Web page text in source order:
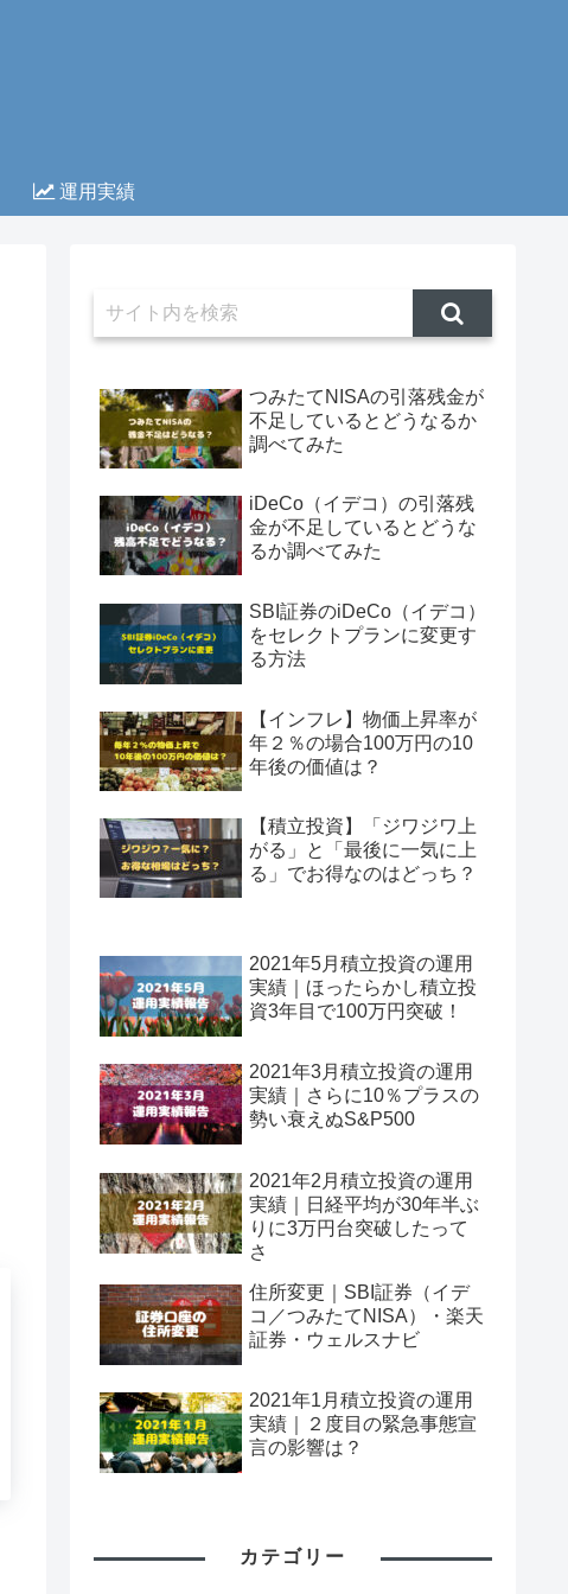
運用実績
つみたてNISAの引落残金が
不足しているとどうなるか
調べてみた
iDeCo（イデコ）の引落残
金が不足しているとどうな
るか調べてみた
SBI証券のiDeCo（イデコ）
をセレクトプランに変更す
る方法
【インフレ】物価上昇率が
年２％の場合100万円の10
年後の価値は？
【積立投資】「ジワジワ上
がる」と「最後に一気に上
る」でお得なのはどっち？
2021年5月積立投資の運用
実績｜ほったらかし積立投
資3年目で100万円突破！
2021年3月積立投資の運用
実績｜さらに10％プラスの
勢い衰えぬS&P500
2021年2月積立投資の運用
実績｜日経平均が30年半ぶ
りに3万円台突破したって
さ
住所変更｜SBI証券（イデ
コ／つみたてNISA）・楽天
証券・ウェルスナビ
2021年1月積立投資の運用
実績｜２度目の緊急事態宣
言の影響は？
カテゴリー